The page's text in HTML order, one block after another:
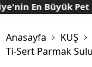
En Büyük Pet
Anasayfa KUŞ
Ti-Sert Parmak